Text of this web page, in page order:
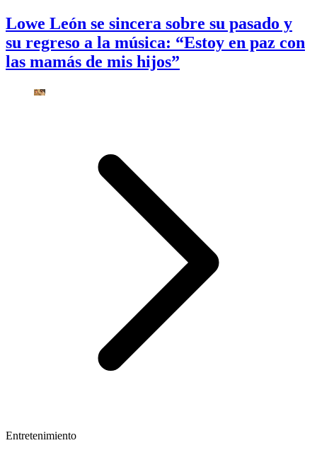
Lowe León se sincera sobre su pasado y
su regreso a la música: “Estoy en paz con
las mamás de mis hijos”
Entretenimiento